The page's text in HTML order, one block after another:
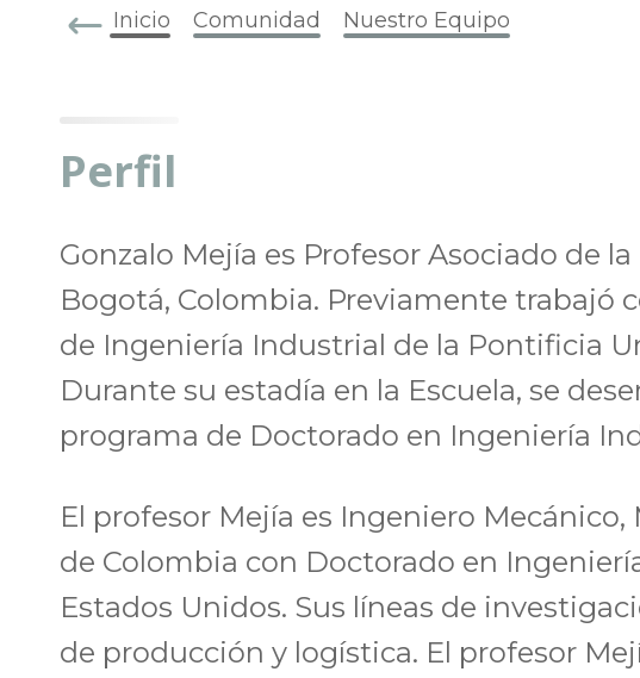
Inicio Comunidad Nuestro Equipo
Perfil
Gonzalo Mejía es Profesor Asociado de
Bogotá, Colombia. Previamente trabajó
de Ingeniería Industrial de la Pontificia
Durante su estadía en la Escuela, se
programa de Doctorado en Ingeniería
El profesor Mejía es Ingeniero
de Colombia con Doctorado en
Estados Unidos. Sus líneas de
de producción y logística. El profesor